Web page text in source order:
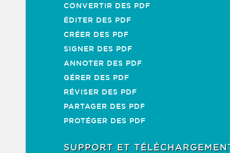
CONVERTIR DES PDF
ÉDITER DES PDF
CRÉER DES PDF
SIGNER DES PDF
ANNOTER DES PDF
GÉRER DES PDF
RÉVISER DES PDF
PARTAGER DES PDF
PROTÉGER DES PDF
SUPPORT ET